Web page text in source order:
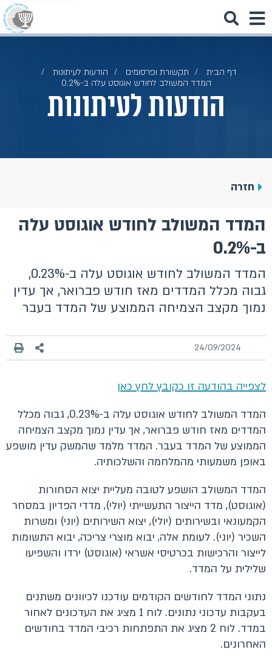
דף הבית תקשורת ופרסומים
הודעות לעיתונות
המדד המשולב לחודש אוגוסט עלה ב-0.2%
הודעות לעיתונות
חזרה
המדד המשולב לחודש אוגוסט עלה
ב-0.2%
המדד המשולב לחודש אוגוסט עלה ב-0.23%,
גבוה מכלל המדדים מאז חודש פברואר, אך עדין
נמוך מקצב הצמיחה הממוצע של המדד בעבר
24/09/2024
לצפייה בהודעה זו כקובץ לחץ כאן
המדד המשולב לחודש אוגוסט עלה ב-0.23%, גבוה מכלל
המדדים מאז חודש פברואר, אך עדין נמוך מקצב הצמיחה
הממוצע של המדד בעבר. המדד מלמד שהמשק עדין מושפע
באופן משמעותי מהמלחמה והשלכותיה.
המדד המשולב הושפע לטובה מעליית יצוא הסחורות
(אוגוסט), מדד הייצור התעשייתי (יולי), מדדי הפדיון במסחר
הקמעונאי ובשירותים (יולי), יצוא השירותים (יוני) ומשרות
השכיר (יוני). לעומת אלה, יבוא מוצרי צריכה, יבוא התשומות
לייצור והרכישות בכרטיסי אשראי (אוגוסט) ירדו והשפיעו
שלילית על המדד.
נתוני המדד לחודשים הקודמים עודכנו לכיוונים משתנים
בעקבות עדכוני נתונים. לוח 1 מציג את העדכונים לאחור
במדד. לוח 2 מציג את התפתחות רכיבי המדד בחודשים
האחרונים.